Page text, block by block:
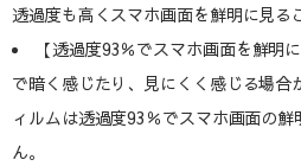
透過度も高くスマホ画面を鮮明に見る
【透過度93％でスマホ画面を鮮明
で暗く感じたり、見にくく感じる場合
ィルムは透過度93％でスマホ画面の
ん。